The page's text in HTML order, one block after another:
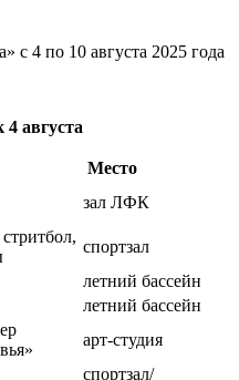
4 августа
Место
зал ЛФК
спортзал
летний бассейн
летний бассейн
арт-студия
спортзал/